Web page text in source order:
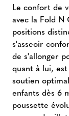
Le confort de
avec la Fold
positions
s'asseoir
de s'allonger
quant à lui,
soutien
enfants dès 6
poussette